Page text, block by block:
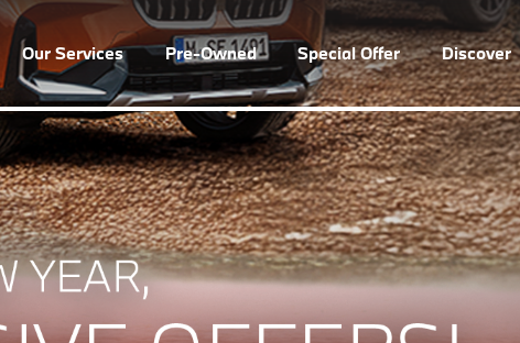
Our Services Pre-Owned Special Offer Discover